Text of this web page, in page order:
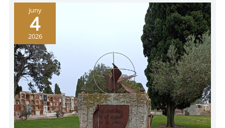
juny
4
2026
Homenatjar
dignificar
les
víctimes
del
politicidi
feixista
a
la
fossa
de
Vinaròs,
Baix
Maestrat